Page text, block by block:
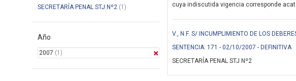
SECRETARÍA PENAL STJ Nº2 (1)
Año
2007 (1)
cuya indiscutida vigencia corresponde
V., N.F. S/ INCUMPLIMIENTO DE LOS
SENTENCIA: 171 - 02/10/2007 - DEFINITIVA
SECRETARÍA PENAL STJ Nº2